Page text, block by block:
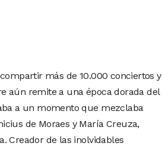
más de 10.000 conciertos y
aún remite a una época dorada del
a un momento que mezclaba
de Moraes y María Creuza,
Creador de las inolvidables